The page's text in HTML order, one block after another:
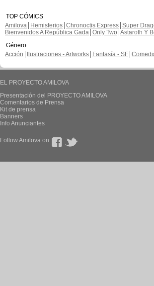
TOP CÓMICS
Amilova
Hemisferios Chronoctis Express Super
Bienvenidos A República Gada Only Two Astaroth Y
Género
Acción
Ilustraciones - Artworks Fantasía - SF
EL PROYECTO AMILOVA
Presentación del PROYECTO AMILOVA
Comentarios de Prensa
Kit de prensa
Banners
Info Anunciantes
Follow Amilova on